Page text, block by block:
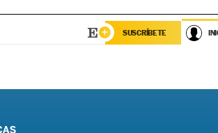
SUSCRÍBETE